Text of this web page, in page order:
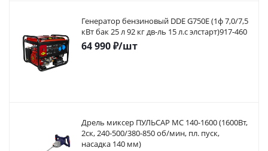
Генератор бензиновый DDE G750E (1ф 7,0/7,5
кВт бак 25 л 92 кг дв-ль 15 л.с элстарт)917-460
64 990₽/шт
Дрель миксер ПУЛЬСАР МС 140-1600 (1600Вт,
2ск, 240-500/380-850 об/мин, пл. пуск,
насадка 140 мм)